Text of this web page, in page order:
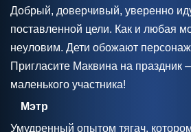
Добрый, доверчивый, уверенно
поставленной цели. Как и любая
неуловим. Дети обожают
Пригласите Маквина на праздник
маленького участника!
Мэтр
Умудренный опытом тягач,